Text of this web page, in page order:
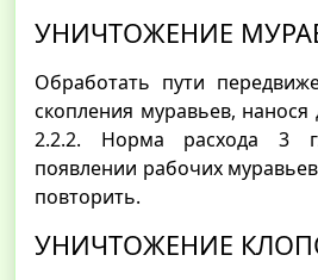
УНИЧТОЖЕНИЕ
Обработать пути
скопления муравьев, нанося
2.2.2. Норма расхода 3
появлении рабочих
повторить.
УНИЧТОЖЕНИЕ